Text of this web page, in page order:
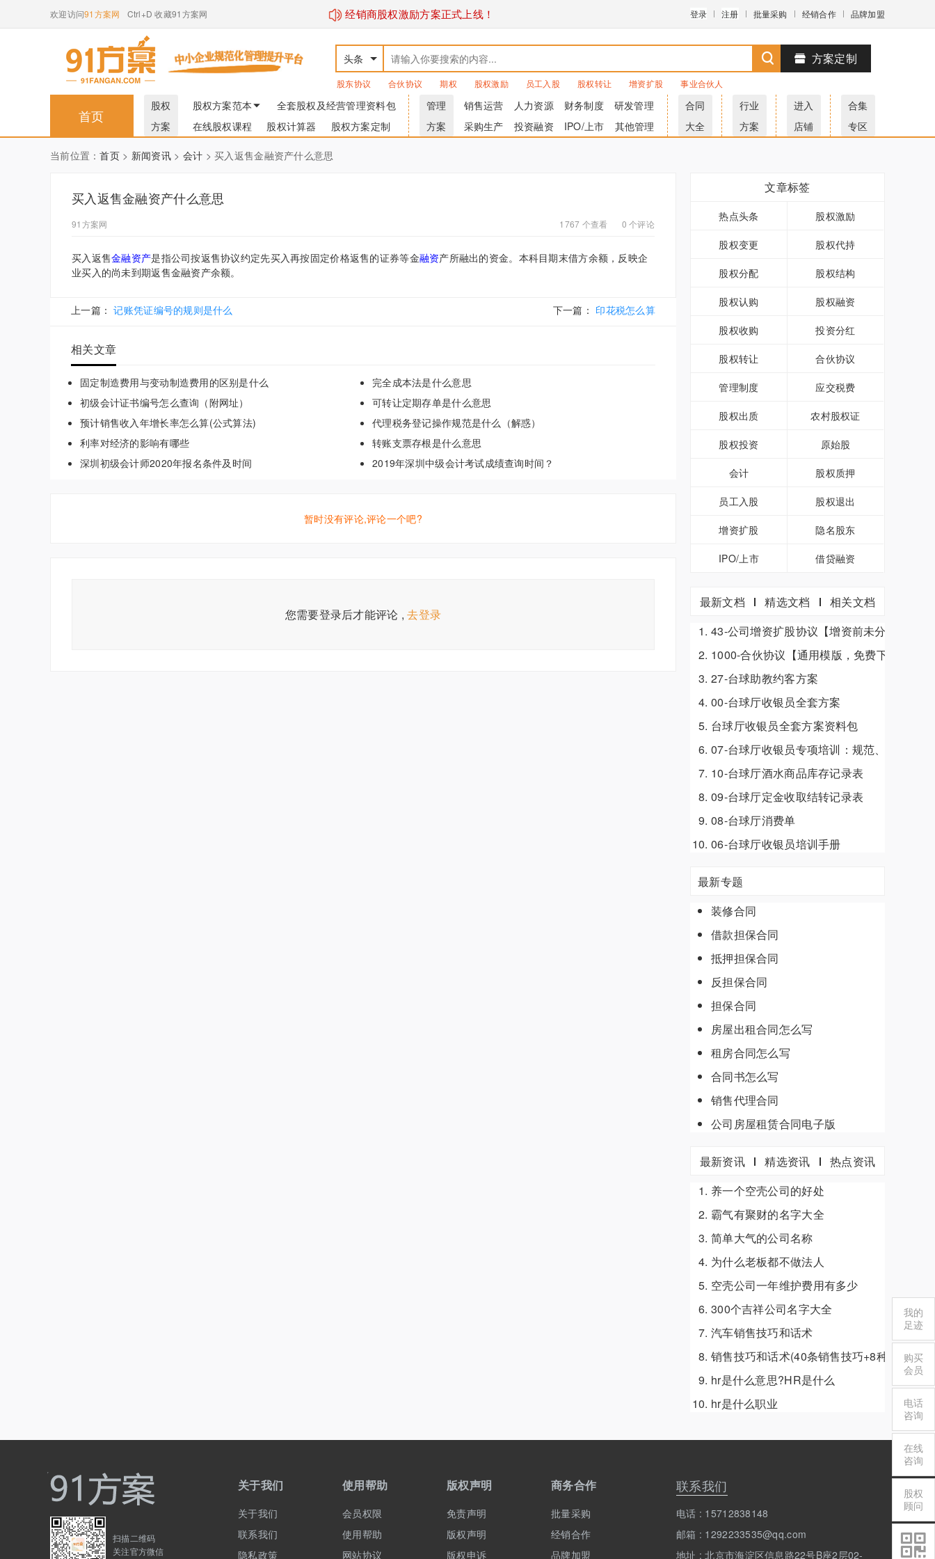
我的
足迹
购买
会员
电话
咨询
在线
咨询
股权
顾问
经销商股权激励方案正式上线！
欢迎访问91方案网 Ctrl+D 收藏91方案网 登录 注册 批量采购 经销合作 品牌加盟
头条
股东协议 合伙协议 期权 股权激励 员工入股 股权转让 增资扩股 事业合伙人
方案定制
首页
股权
方案
股权方案范本
全套股权及经营管理资料包
在线股权课程
股权计算器 股权方案定制
管理
方案
销售运营 人力资源 财务制度
研发管理
采购生产
投资融资 IPO/上市 其他管理
合同
大全
行业
方案
进入
店铺
合集
专区
当前位置：首页> 新闻资讯> 会计 > 买入返售金融资产什么意思
买入返售金融资产什么意思
91方案网 0 个评论
1767 个查看
买入返售金融资产是指公司按返售协议约定先买入再按固定价格返售的证券等金融资产所融出的资金。本科目期末借方余额，反映企
业买入的尚未到期返售金融资产余额。
上一篇： 记账凭证编号的规则是什么 下一篇： 印花税怎么算
相关文章
固定制造费用与变动制造费用的区别是什么
完全成本法是什么意思
初级会计证书编号怎么查询（附网址）
可转让定期存单是什么意思
预计销售收入年增长率怎么算(公式算法)
代理税务登记操作规范是什么（解惑）
利率对经济的影响有哪些
转账支票存根是什么意思
深圳初级会计师2020年报名条件及时间
2019年深圳中级会计考试成绩查询时间？
暂时没有评论,评论一个吧?
您需要登录后才能评论 ,去登录
文章标签
热点头条 股权激励
股权变更 股权代持
股权分配 股权结构
股权认购 股权融资
股权收购 投资分红
股权转让 合伙协议
管理制度 应交税费
股权出质 农村股权证
股权投资 原始股
会计 股权质押
员工入股 股权退出
增资扩股 隐名股东
IPO/上市 借贷融资
最新文档 精选文档 相关文档
43-公司增资扩股协议【增资前未分配利润
1000-合伙协议【通用模版，免费下载】
27-台球助教约客方案
00-台球厅收银员全套方案
台球厅收银员全套方案资料包
07-台球厅收银员专项培训：规范、服务与合
10-台球厅酒水商品库存记录表
09-台球厅定金收取结转记录表
08-台球厅消费单
06-台球厅收银员培训手册
最新专题
装修合同
借款担保合同
抵押担保合同
反担保合同
担保合同
房屋出租合同怎么写
租房合同怎么写
合同书怎么写
销售代理合同
公司房屋租赁合同电子版
最新资讯 精选资讯 热点资讯
养一个空壳公司的好处
霸气有聚财的名字大全
简单大气的公司名称
为什么老板都不做法人
空壳公司一年维护费用有多少
300个吉祥公司名字大全
汽车销售技巧和话术
销售技巧和话术(40条销售技巧+8种销售话
hr是什么意思?HR是什么
hr是什么职业
扫描二维码
关注官方微信
关于我们
关于我们
联系我们
隐私政策
使用帮助
会员权限
使用帮助
网站协议
版权声明
免责声明
版权声明
版权申诉
商务合作
批量采购
经销合作
品牌加盟
联系我们
电话 : 15712838148
邮箱 : 1292233535@qq.com
地址 : 北京市海淀区信息路22号B座2层02-